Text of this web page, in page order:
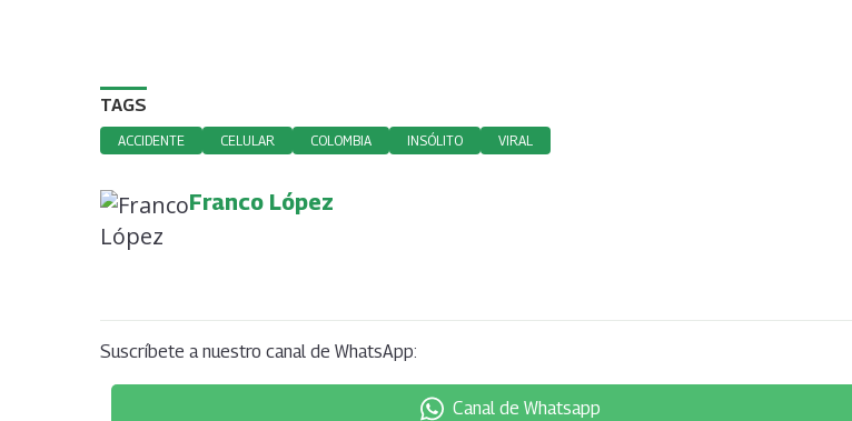
TAGS
ACCIDENTE CELULAR COLOMBIA INSÓLITO VIRAL
Franco López
Suscríbete a nuestro canal de WhatsApp:
Canal de Whatsapp